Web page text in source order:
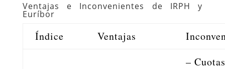
Ventajas e Inconvenientes de IRPH y
Euríbor
Índice Ventajas
–